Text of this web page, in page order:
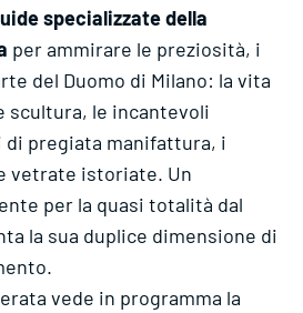
specializzate della
per ammirare le preziosità, i
del Duomo di Milano: la vita
scultura, le incantevoli
di pregiata manifattura, i
vetrate istoriate. Un
per la quasi totalità dal
la sua duplice dimensione di
vede in programma la